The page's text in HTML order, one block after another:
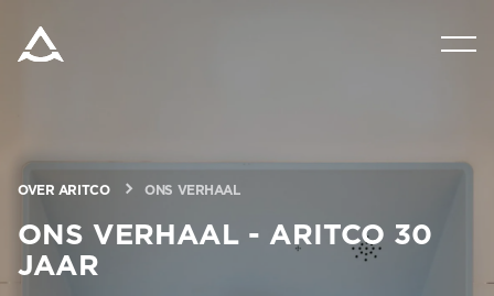
PRODUCTEN
OVER ARITCO ONS VERHAAL
ONS VERHAAL - ARITCO 30
JAAR